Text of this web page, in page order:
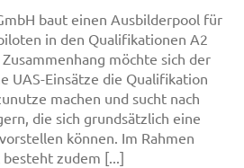
baut einen Ausbilderpool für
in den Qualifikationen A2
möchte sich der
UAS-Einsätze die Qualifikation
machen und sucht nach
die sich grundsätzlich eine
können. Im Rahmen
zudem [...]